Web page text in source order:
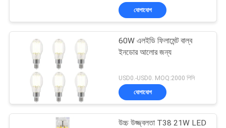
যোগাযোগ
60W এলইডি ফিলামেন্ট বাল্ব
ইনডোর আলোর জন্য
USD0.-USD0. MOQ:2000 পিসি
যোগাযোগ
উচ্চ উজ্জ্বলতা T38 21W LED